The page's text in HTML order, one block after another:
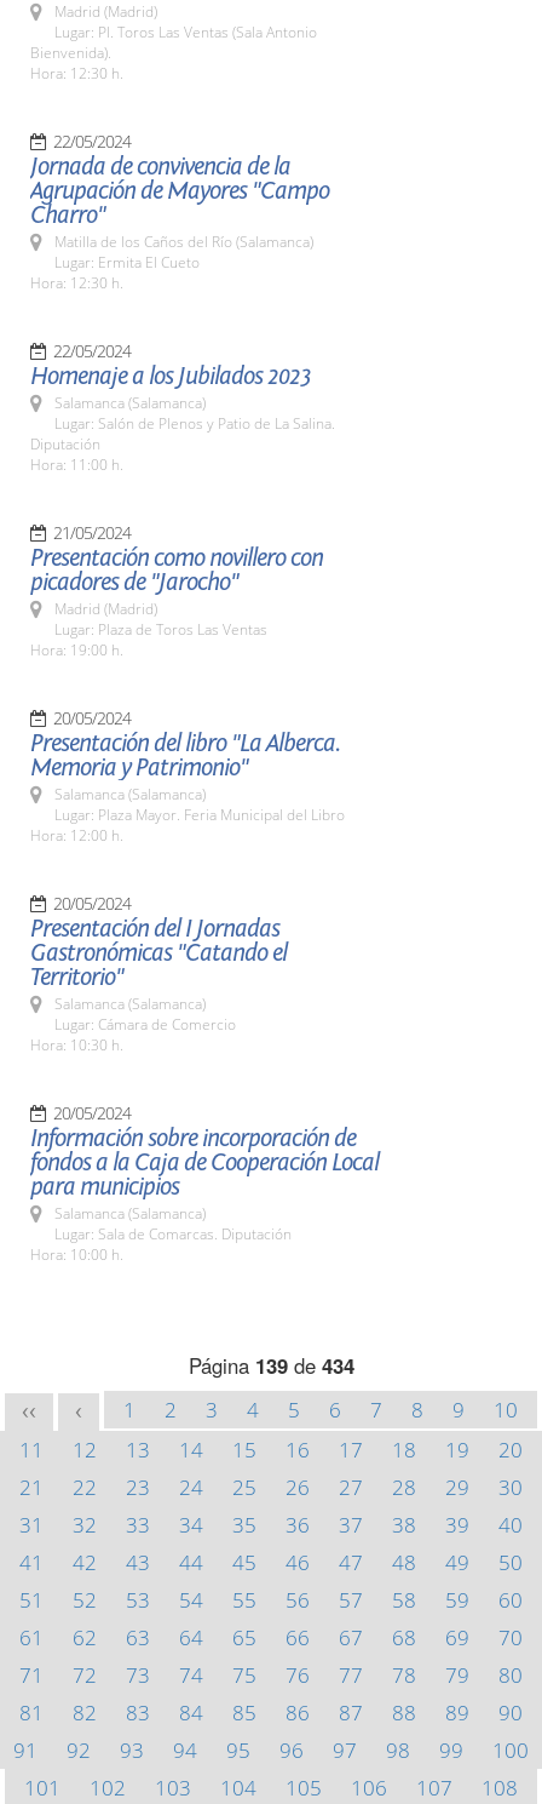
Madrid (Madrid)
Lugar: Pl. Toros Las Ventas (Sala Antonio
Bienvenida).
Hora: 12:30 h.
22/05/2024
Jornada de convivencia de la
Agrupación de Mayores "Campo
Charro"
Matilla de los Caños del Río (Salamanca)
Lugar: Ermita El Cueto
Hora: 12:30 h.
22/05/2024
Homenaje a los Jubilados 2023
Salamanca (Salamanca)
Lugar: Salón de Plenos y Patio de La Salina.
Diputación
Hora: 11:00 h.
21/05/2024
Presentación como novillero con
picadores de "Jarocho"
Madrid (Madrid)
Lugar: Plaza de Toros Las Ventas
Hora: 19:00 h.
20/05/2024
Presentación del libro "La Alberca.
Memoria y Patrimonio"
Salamanca (Salamanca)
Lugar: Plaza Mayor. Feria Municipal del Libro
Hora: 12:00 h.
20/05/2024
Presentación del I Jornadas
Gastronómicas "Catando el
Territorio"
Salamanca (Salamanca)
Lugar: Cámara de Comercio
Hora: 10:30 h.
20/05/2024
Información sobre incorporación de
fondos a la Caja de Cooperación Local
para municipios
Salamanca (Salamanca)
Lugar: Sala de Comarcas. Diputación
Hora: 10:00 h.
Página 139de 434
<< < 1 2 3 4 5 6 7 8 9
10
11
12 13 14 15 16 17 18 19
20
21
22 23 24 25 26 27 28 29
30
31
32 33 34 35 36 37 38 39
40
41
42 43 44 45 46 47 48 49
50
51
52 53 54 55 56 57 58 59
60
61
62 63 64 65 66 67 68 69
70
71
72 73 74 75 76 77 78 79
80
81
82 83 84 85 86 87 88 89
90
91
92 93 94 95 96 97 98 99
100
101
102 103 104 105 106 107
108